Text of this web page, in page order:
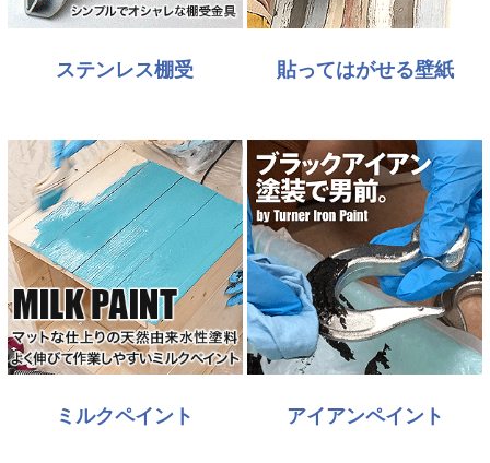
ステンレス棚受 貼ってはがせる壁紙
ミルクペイント アイアンペイント